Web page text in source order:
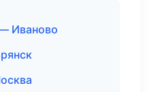
Иваново